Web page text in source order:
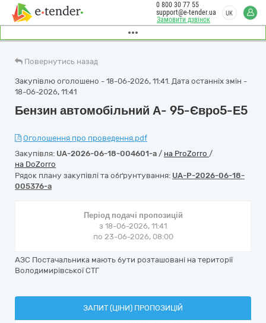
Замовити дзвінок
0 800 30 77 55
support@e-tender.ua
UK
Повернутись назад
Закупівлю оголошено - 18-06-2026, 11:41. Дата останніх змін -
18-06-2026, 11:41
Бензин автомобільний А- 95-Євро5-Е5
Оголошення про проведення.pdf
Закупівля: UA-2026-06-18-004601-a / на ProZorro /
на DoZorro
Рядок плану закупівлі та обґрунтування: UA-P-2026-06-18-
005376-a
Період подачі пропозицій
з 18-06-2026, 11:41
по 23-06-2026, 08:00
АЗС Постачальника мають бути розташовані на території
Володимирівської СТГ
ЗАПИТ (ЦІНИ) ПРОПОЗИЦІЙ